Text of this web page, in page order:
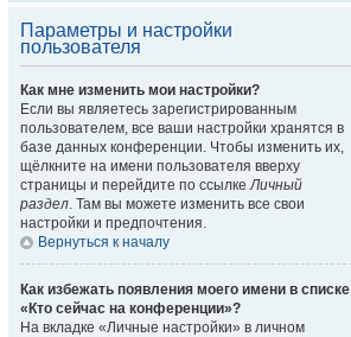
Параметры и настройки
пользователя
Как мне изменить мои настройки?
Если вы являетесь зарегистрированным
пользователем, все ваши настройки хранятся в
базе данных конференции. Чтобы изменить их,
щёлкните на имени пользователя вверху
страницы и перейдите по ссылкеЛичный
раздел. Там вы можете изменить все свои
настройки и предпочтения.
Вернуться к началу
Как избежать появления моего имени в списке
«Кто сейчас на конференции»?
На вкладке «Личные настройки» в личном